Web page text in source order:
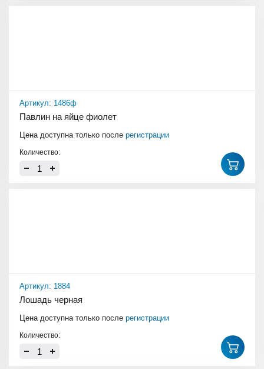
Артикул: 1486ф
Павлин на яйце фиолет
Цена доступна только после регистрации
Количество:
Артикул: 1884
Лошадь черная
Цена доступна только после регистрации
Количество: